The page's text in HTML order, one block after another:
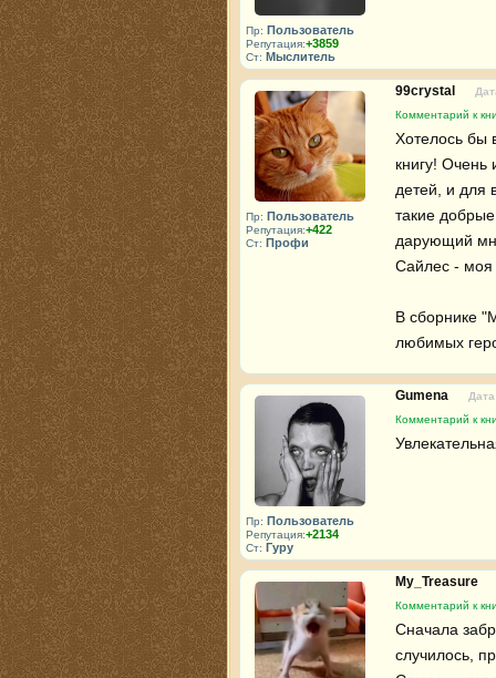
Пр: Пользователь
Репутация:+3859
Ст: Мыслитель
Пр: Пользователь
Репутация:+422
Ст: Профи
99crystal
Комментарий к
Хотелось бы
книгу! Очень
детей, и для
такие
дарующий
Сайлес -
В сборнике
любимых
Пр: Пользователь
Репутация:+2134
Ст: Гуру
Gumena
Комментарий к
My_Treasure
Комментарий к
Сначала
случилось,